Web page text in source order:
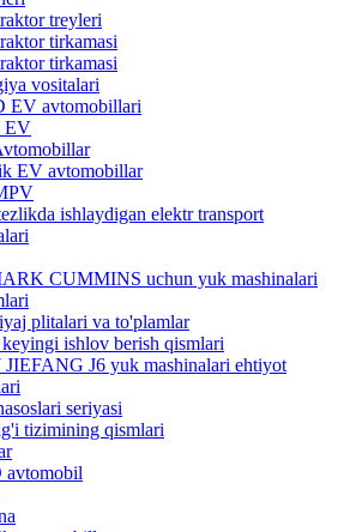
treyleri
tirkamasi
tirkamasi
vositalari
EV avtomobillari
EV
EV avtomobillar
ishlaydigan elektr transport
CUMMINS uchun yuk mashinalari
plitalari va to'plamlar
ishlov berish qismlari
JIEFANG J6 yuk mashinalari ehtiyot
seriyasi
tizimining qismlari
avtomobil